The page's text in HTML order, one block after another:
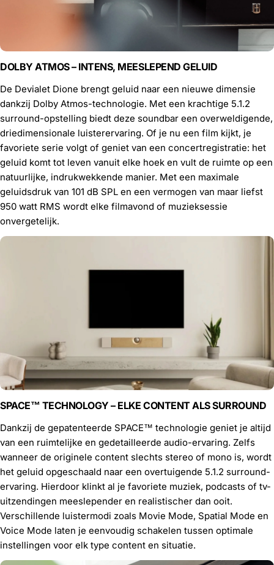
DOLBY ATMOS – INTENS, MEESLEPEND GELUID
De Devialet Dione brengt geluid naar een nieuwe dimensie
dankzij Dolby Atmos-technologie. Met een krachtige 5.1.2
surround-opstelling biedt deze soundbar een overweldigende,
driedimensionale luisterervaring. Of je nu een film kijkt, je
favoriete serie volgt of geniet van een concertregistratie: het
geluid komt tot leven vanuit elke hoek en vult de ruimte op een
natuurlijke, indrukwekkende manier. Met een maximale
geluidsdruk van 101 dB SPL en een vermogen van maar liefst
950 watt RMS wordt elke filmavond of muzieksessie
onvergetelijk.
SPACE™ TECHNOLOGY – ELKE CONTENT ALS SURROUND
Dankzij de gepatenteerde SPACE™ technologie geniet je altijd
van een ruimtelijke en gedetailleerde audio-ervaring. Zelfs
wanneer de originele content slechts stereo of mono is, wordt
het geluid opgeschaald naar een overtuigende 5.1.2 surround-
ervaring. Hierdoor klinkt al je favoriete muziek, podcasts of tv-
uitzendingen meeslepender en realistischer dan ooit.
Verschillende luistermodi zoals Movie Mode, Spatial Mode en
Voice Mode laten je eenvoudig schakelen tussen optimale
instellingen voor elk type content en situatie.